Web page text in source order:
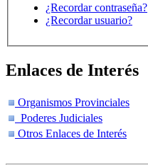
¿Recordar contraseña?
¿Recordar usuario?
Enlaces de Interés
Organismos Provinciales
Poderes Judiciales
Otros Enlaces de Interés